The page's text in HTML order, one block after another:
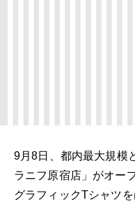
9月8日、都内最大規模
ラニフ原宿店」がオー
グラフィックTシャツ